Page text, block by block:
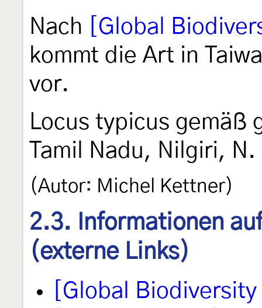
Nach
[Global
kommt die Art in
vor.
Locus typicus gemäß
Tamil Nadu, Nilgiri,
(Autor: Michel Kettner)
2.3. Informationen
(externe Links)
[Global